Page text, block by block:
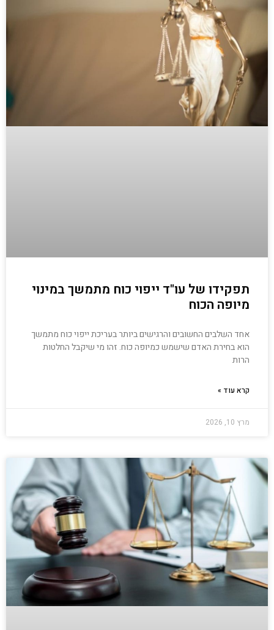
תפקידו של עו"ד ייפוי כוח מתמשך במינוי
מיופה הכוח
אחד השלבים החשובים והרגישים ביותר בעריכת ייפוי כוח מתמשך
הוא בחירת האדם שישמש כמיופה כוח. זהו מי שיקבל החלטות
הרות
קרא עוד »
מרץ 10, 2026